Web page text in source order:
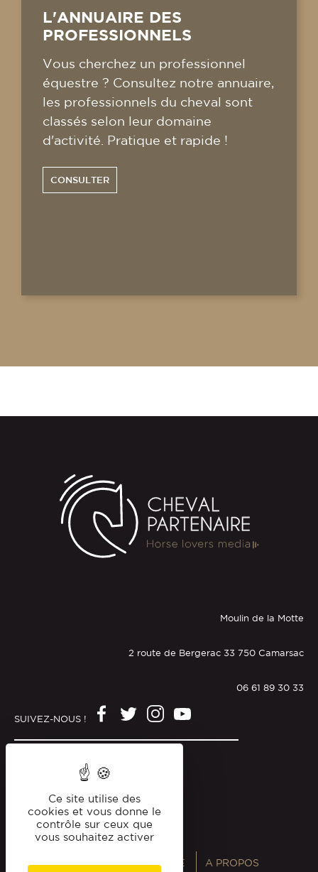
L'ANNUAIRE DES
PROFESSIONNELS
Vous cherchez un professionnel
équestre ? Consultez notre annuaire,
les professionnels du cheval sont
classés selon leur domaine
d'activité. Pratique et rapide !
CONSULTER
Moulin de la Motte
2 route de Bergerac 33 750 Camarsac
06 61 89 30 33
SUIVEZ-NOUS !
Politique de confidentialité
ANNUAIRES MAGAZINE A PROPOS
Ce site utilise des
cookies et vous donne le
contrôle sur ceux que
vous souhaitez activer